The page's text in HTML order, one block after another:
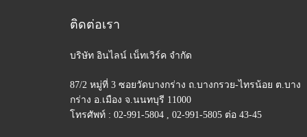
ติดต่อเรา
บริษัท อินไลน์ เน็ทเวิร์ค จำกัด
87/2 หมู่ที่ 3 ซอยวัดบางกร่าง ถ.บางกรวย-ไทรน้อย ต.บาง
กร่าง อ.เมือง จ.นนทบุรี 11000
โทรศัพท์ : 02-991-5804 , 02-991-5805 ต่อ 43-45